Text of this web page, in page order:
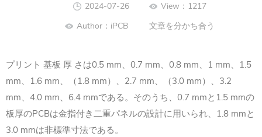
2024-07-26
View：1217
Author：iPCB 文章を分かち合う
プリント 基板 厚 さは0.5 mm、0.7 mm、0.8 mm、1 mm、1.5
mm、1.6 mm、（1.8 mm）、2.7 mm、（3.0 mm）、3.2
mm、4.0 mm、6.4 mmである。そのうち、0.7 mmと1.5 mmの
板厚のPCBは金指付き二重パネルの設計に用いられ、1.8 mmと
3.0 mmは非標準寸法である。